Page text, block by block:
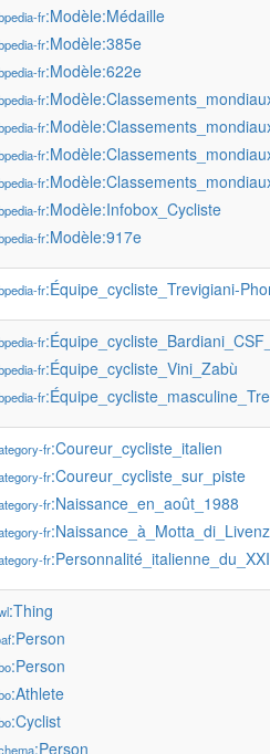
fr:Modèle:Médaille
fr:Modèle:385e
fr:Modèle:622e
fr
fr
fr
fr
fr:Modèle:Infobox_Cycliste
fr:Modèle:917e
fr:Équipe_cycliste_Trevigiani-
fr
fr:Équipe_cycliste_Vini_Zabù
fr
fr:Coureur_cycliste_italien
fr:Coureur_cycliste_sur_piste
fr:Naissance_en_août_1988
fr
fr
:Thing
:Person
:Person
:Athlete
:Cyclist
:Person